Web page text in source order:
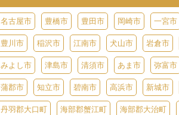
名古屋市 豊橋市 豊田市 岡崎市 一宮市
豊川市 稲沢市 江南市 犬山市 岩倉市
みよし市 津島市 清須市 あま市 弥富市
蒲郡市 知立市 碧南市 高浜市 新城市
丹羽郡大口町 海部郡蟹江町 海部郡大治町